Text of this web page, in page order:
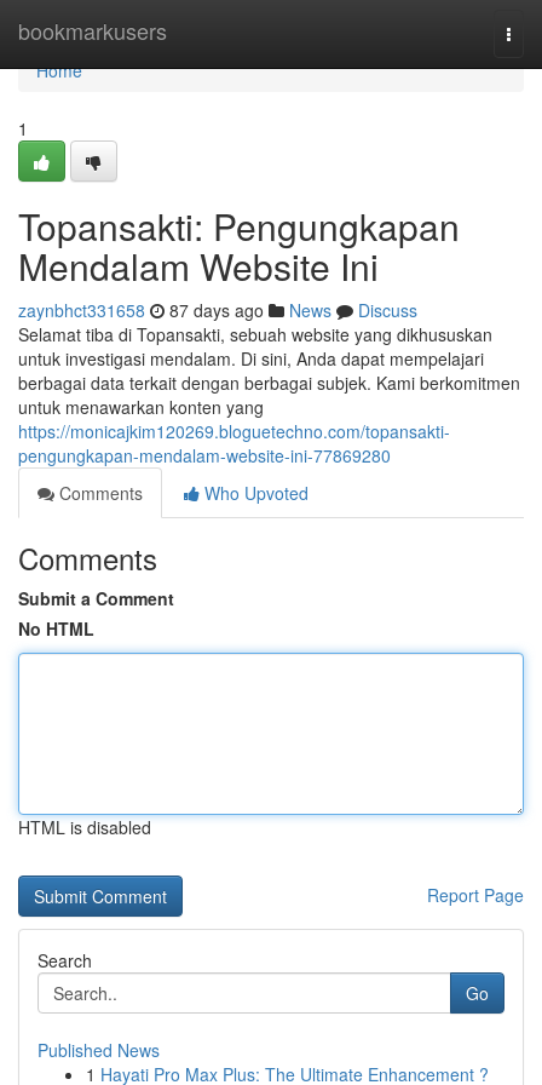
bookmarkusers
Home
Home
1
Topansakti: Pengungkapan
Mendalam Website Ini
zaynbhct331658 87 days ago News
Discuss
Selamat tiba di Topansakti, sebuah website yang dikhususkan
untuk investigasi mendalam. Di sini, Anda dapat mempelajari
berbagai data terkait dengan berbagai subjek. Kami berkomitmen
untuk menawarkan konten yang
https://monicajkim120269.bloguetechno.com/topansakti-
pengungkapan-mendalam-website-ini-77869280
Comments
Who Upvoted
Comments
Submit a Comment
No HTML
HTML is disabled
Report Page
Search
Go
Published News
1 Hayati Pro Max Plus: The Ultimate Enhancement ?